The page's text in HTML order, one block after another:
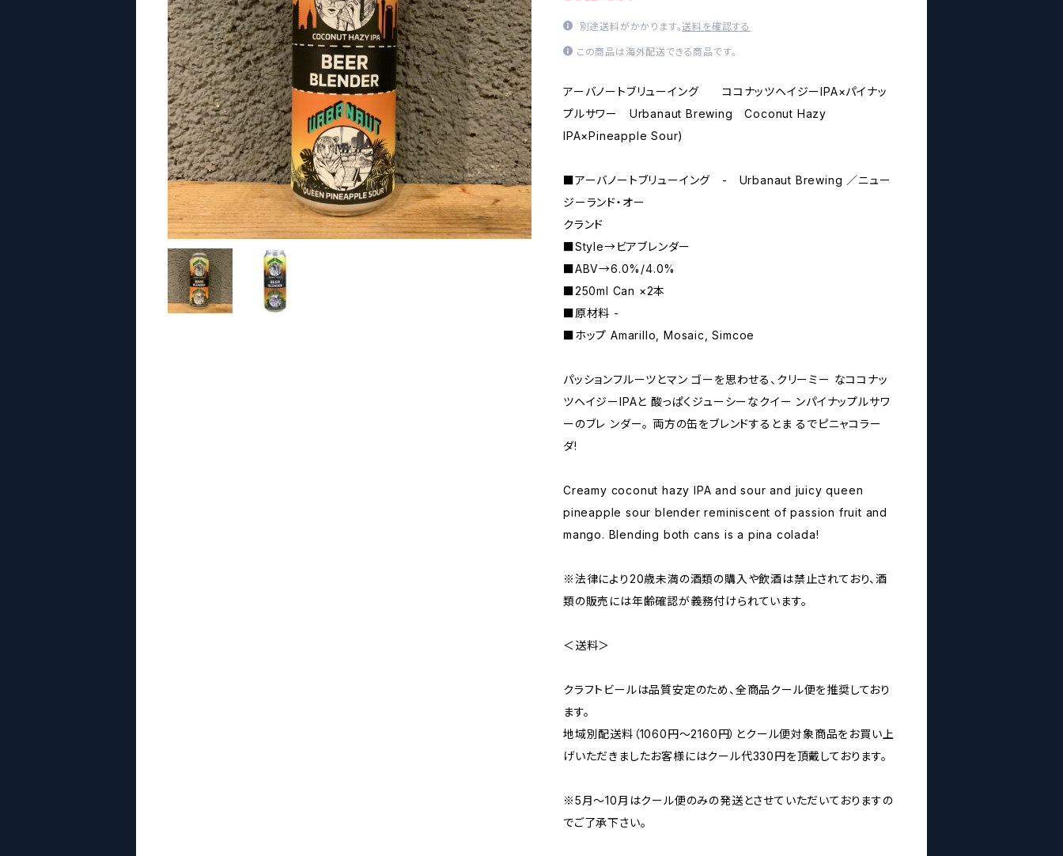
別途送料がかかります。送料を確認する
この商品は海外配送できる商品です。
アーバノートブリューイング ココナッツヘイジーIPA×パイナッ
プルサワー Urbanaut Brewing Coconut Hazy
IPA×Pineapple Sour)
■アーバノートブリューイング - Urbanaut Brewing ／ニュー
ジーランド・オー
クランド
■Style→ビアブレンダー
■ABV→6.0%/4.0%
■250ml Can ×2本
■原材料 -
■ホップ Amarillo, Mosaic, Simcoe
パッションフルーツとマン ゴーを思わせる、クリーミー なココナッ
ツヘイジーIPAと 酸っぱくジューシーなクイー ンパイナップルサワ
ーのブレ ンダー。 両方の缶をブレンドするとま るでピニャコラー
ダ!
Creamy coconut hazy IPA and sour and juicy queen
pineapple sour blender reminiscent of passion fruit and
mango. Blending both cans is a pina colada!
※法律により20歳未満の酒類の購入や飲酒は禁止されており、酒
類の販売には年齢確認が義務付けられています。
＜送料＞
クラフトビールは品質安定のため、全商品クール便を推奨しており
ます。
地域別配送料（1060円～2160円）とクール便対象商品をお買い上
げいただきましたお客様にはクール代330円を頂戴しております。
※5月～10月はクール便のみの発送とさせていただいておりますの
でご了承下さい。